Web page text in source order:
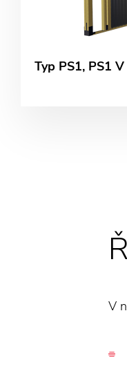
Typ PS1, PS1 V
V